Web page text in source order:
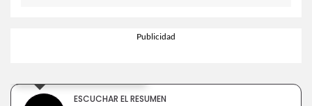
ESCUCHAR EL RESUMEN